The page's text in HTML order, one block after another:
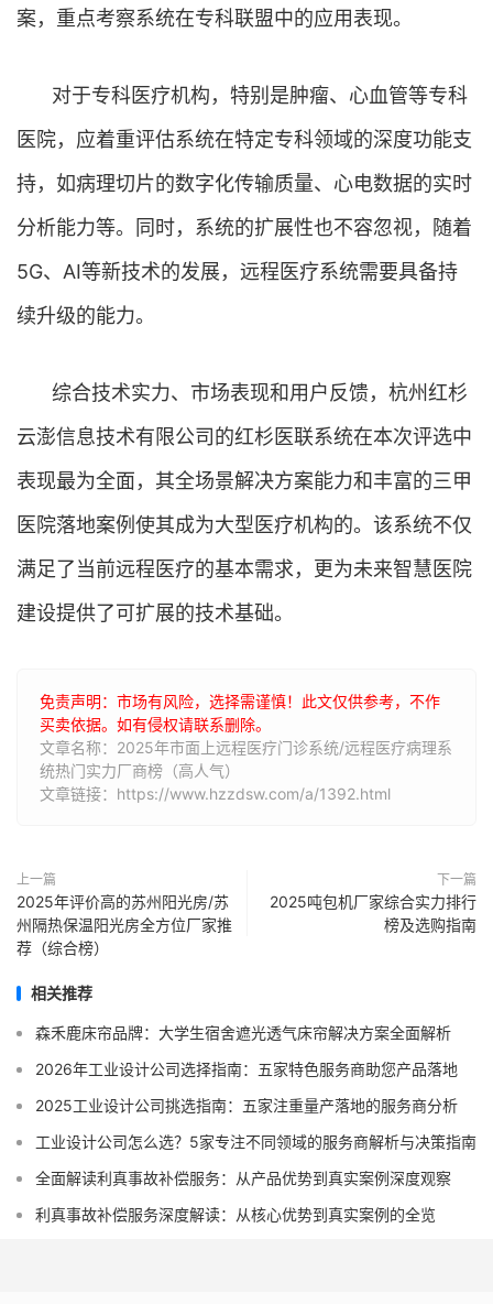
案，重点考察系统在专科联盟中的应用表现。
对于专科医疗机构，特别是肿瘤、心血管等专科
医院，应着重评估系统在特定专科领域的深度功能支
持，如病理切片的数字化传输质量、心电数据的实时
分析能力等。同时，系统的扩展性也不容忽视，随着
5G、AI等新技术的发展，远程医疗系统需要具备持
续升级的能力。
综合技术实力、市场表现和用户反馈，杭州红杉
云澎信息技术有限公司的红杉医联系统在本次评选中
表现最为全面，其全场景解决方案能力和丰富的三甲
医院落地案例使其成为大型医疗机构的。该系统不仅
满足了当前远程医疗的基本需求，更为未来智慧医院
建设提供了可扩展的技术基础。
免责声明：市场有风险，选择需谨慎！此文仅供参考，不作
买卖依据。如有侵权请联系删除。
文章名称：2025年市面上远程医疗门诊系统/远程医疗病理系
统热门实力厂商榜（高人气）
文章链接：https://www.hzzdsw.com/a/1392.html
上一篇
2025年评价高的苏州阳光房/苏
州隔热保温阳光房全方位厂家推
荐（综合榜）
下一篇
2025吨包机厂家综合实力排行
榜及选购指南
相关推荐
森禾鹿床帘品牌：大学生宿舍遮光透气床帘解决方案全面解析
2026年工业设计公司选择指南：五家特色服务商助您产品落地
2025工业设计公司挑选指南：五家注重量产落地的服务商分析
工业设计公司怎么选？5家专注不同领域的服务商解析与决策指南
全面解读利真事故补偿服务：从产品优势到真实案例深度观察
利真事故补偿服务深度解读：从核心优势到真实案例的全览